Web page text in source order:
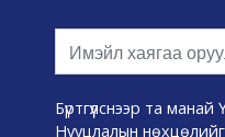
Бүртгүүлснээр та
Нууцлалын
Өвчин А-Я
Эмнэлэг хайх